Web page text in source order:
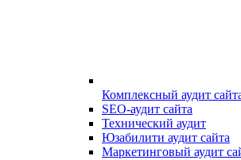
Комплексный аудит
SEO-аудит сайта
Технический аудит
Юзабилити аудит сайта
Маркетинговый аудит